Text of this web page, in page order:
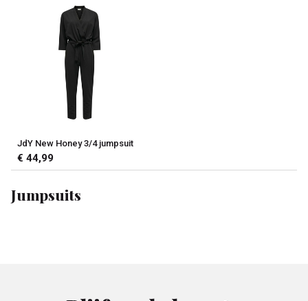
JdY New Honey 3/4 jumpsuit
€ 44,99
Jumpsuits